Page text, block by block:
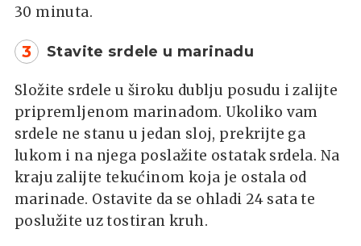
30 minuta.
3 Stavite srdele u marinadu
Složite srdele u široku dublju posudu i zalijte
pripremljenom marinadom. Ukoliko vam
srdele ne stanu u jedan sloj, prekrijte ga
lukom i na njega poslažite ostatak srdela. Na
kraju zalijte tekućinom koja je ostala od
marinade. Ostavite da se ohladi 24 sata te
poslužite uz tostiran kruh.